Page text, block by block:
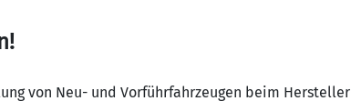
von Neu- und Vorführfahrzeugen beim Hersteller